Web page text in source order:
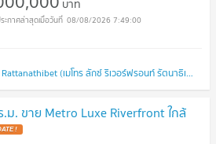
บาท
08/08/2026 7:49:00
Metro Luxe Riverfront Rattanathibet (เมโทร ลักซ์ ริเวอร์ฟรอนท์ รัตนาธิเบศร์)
. ขาย Metro Luxe Riverfront ใกล้